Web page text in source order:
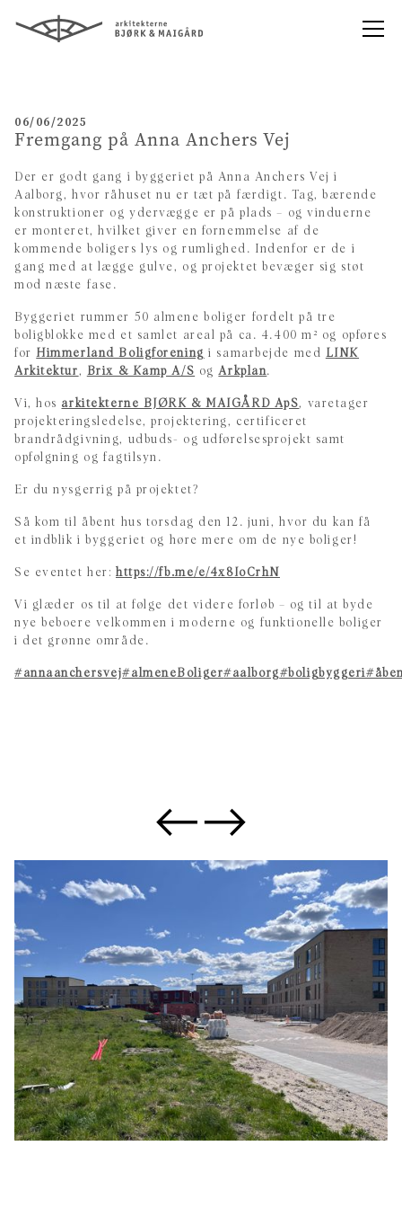
06/06/2025
Fremgang på Anna Anchers Vej
Der er godt gang i byggeriet på Anna Anchers Vej i
Aalborg, hvor råhuset nu er tæt på færdigt. Tag, bærende
konstruktioner og ydervægge er på plads – og vinduerne
er monteret, hvilket giver en fornemmelse af de
kommende boligers lys og rumlighed. Indenfor er de i
gang med at lægge gulve, og projektet bevæger sig støt
mod næste fase.
Byggeriet rummer 50 almene boliger fordelt på tre
boligblokke med et samlet areal på ca. 4.400 m² og opføres
forHimmerland Boligforening i samarbejde med LINK
Arkitektur, Brix & Kamp A/S ogArkplan.
Vi, hos arkitekterne BJØRK & MAIGÅRD ApS, varetager
projekteringsledelse, projektering, certificeret
brandrådgivning, udbuds- og udførelsesprojekt samt
opfølgning og fagtilsyn.
Er du nysgerrig på projektet?
Så kom til åbent hus torsdag den 12. juni, hvor du kan få
et indblik i byggeriet og høre mere om de nye boliger!
Se eventet her: https://fb.me/e/4x8IoCrhN
Vi glæder os til at følge det videre forløb – og til at byde
nye beboere velkommen i moderne og funktionelle boliger
i det grønne område.
#annaanchersvej#almeneBoliger#aalborg#boligbyggeri